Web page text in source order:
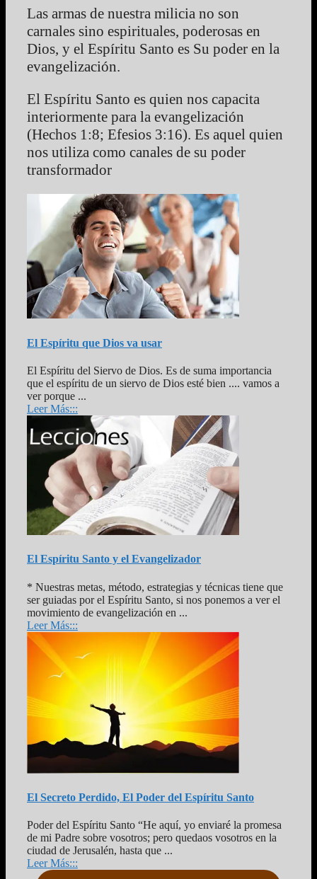
Las armas de nuestra milicia no son
carnales sino espirituales, poderosas en
Dios, y el Espíritu Santo es Su poder en la
evangelización.
El Espíritu Santo es quien nos capacita
interiormente para la evangelización
(Hechos 1:8; Efesios 3:16). Es aquel quien
nos utiliza como canales de su poder
transformador
El Espíritu que Dios va usar
El Espíritu del Siervo de Dios. Es de suma importancia
que el espíritu de un siervo de Dios esté bien .... vamos a
ver porque ...
Leer Más:::
El Espíritu Santo y el Evangelizador
* Nuestras metas, método, estrategias y técnicas tiene que
ser guiadas por el Espíritu Santo, si nos ponemos a ver el
movimiento de evangelización en ...
Leer Más:::
El Secreto Perdido, El Poder del Espíritu Santo
Poder del Espíritu Santo “He aquí, yo enviaré la promesa
de mi Padre sobre vosotros; pero quedaos vosotros en la
ciudad de Jerusalén, hasta que ...
Leer Más:::